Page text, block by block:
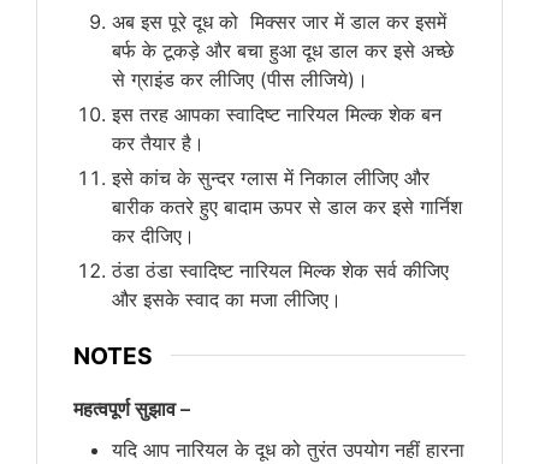
अब इस पूरे दूध को मिक्सर जार में डाल कर इसमें
बर्फ के टूकड़े और बचा हुआ दूध डाल कर इसे अच्छे
से ग्राइंड कर लीजिए (पीस लीजिये)।
इस तरह आपका स्वादिष्ट नारियल मिल्क शेक बन
कर तैयार है।
इसे कांच के सुन्दर ग्लास में निकाल लीजिए और
बारीक कतरे हुए बादाम ऊपर से डाल कर इसे गार्निश
कर दीजिए।
ठंडा ठंडा स्वादिष्ट नारियल मिल्क शेक सर्व कीजिए
और इसके स्वाद का मजा लीजिए।
NOTES
महत्वपूर्ण सुझाव –
यदि आप नारियल के दूध को तुरंत उपयोग नहीं हारना